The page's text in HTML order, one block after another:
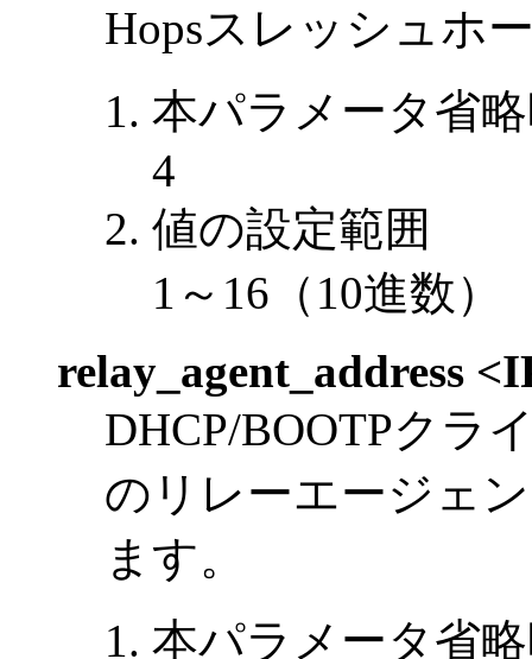
Hopsスレッシュホ
本パラメータ省
4
値の設定範囲
1～16（10進数）
relay_agent_address
DHCP/BOOTPクラ
のリレーエージェ
ます。
本パラメータ省